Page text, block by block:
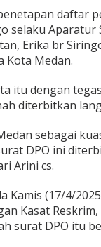
daftar
selaku Aparatur
Erika br
Kota Medan.
itu dengan
diterbitkan
sebagai
DPO ini
Arini cs.
Kamis (17/4/
Kasat
surat DPO itu